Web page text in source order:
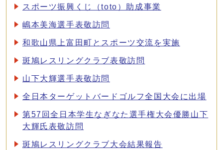
スポーツ振興くじ（toto）助成事業
嶋本美海選手表敬訪問
和歌山県上富田町とスポーツ交流を実施
斑鳩レスリングクラブ表敬訪問
山下大輝選手表敬訪問
全日本ターゲットバードゴルフ全国大会に出場
第57回全日本学生なぎなた選手権大会優勝山下
大輝氏表敬訪問
斑鳩レスリングクラブ大会結果報告